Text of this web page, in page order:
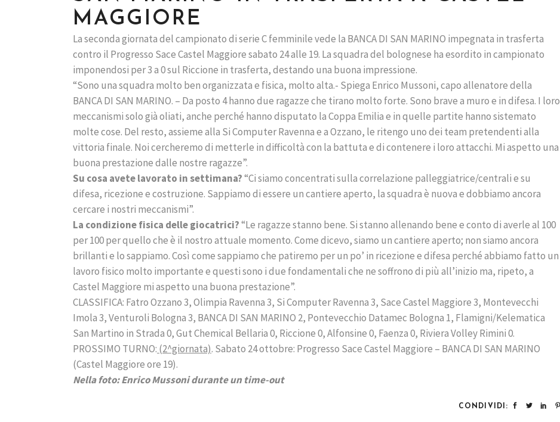
MAGGIORE
La seconda giornata del campionato di serie C femminile vede la BANCA DI SAN MARINO impegnata in trasferta
contro il Progresso Sace Castel Maggiore sabato 24 alle 19. La squadra del bolognese ha esordito in campionato
imponendosi per 3 a 0 sul Riccione in trasferta, destando una buona impressione.
“Sono una squadra molto ben organizzata e fisica, molto alta.- Spiega Enrico Mussoni, capo allenatore della
BANCA DI SAN MARINO. – Da posto 4 hanno due ragazze che tirano molto forte. Sono brave a muro e in difesa. I loro
meccanismi solo già oliati, anche perché hanno disputato la Coppa Emilia e in quelle partite hanno sistemato
molte cose. Del resto, assieme alla Si Computer Ravenna e a Ozzano, le ritengo uno dei team pretendenti alla
vittoria finale. Noi cercheremo di metterle in difficoltà con la battuta e di contenere i loro attacchi. Mi aspetto una
buona prestazione dalle nostre ragazze”.
Su cosa avete lavorato in settimana?“Ci siamo concentrati sulla correlazione palleggiatrice/centrali e su
difesa, ricezione e costruzione. Sappiamo di essere un cantiere aperto, la squadra è nuova e dobbiamo ancora
cercare i nostri meccanismi”.
La condizione fisica delle giocatrici?“Le ragazze stanno bene. Si stanno allenando bene e conto di averle al 100
per 100 per quello che è il nostro attuale momento. Come dicevo, siamo un cantiere aperto; non siamo ancora
brillanti e lo sappiamo. Così come sappiamo che patiremo per un po’ in ricezione e difesa perché abbiamo fatto un
lavoro fisico molto importante e questi sono i due fondamentali che ne soffrono di più all’inizio ma, ripeto, a
Castel Maggiore mi aspetto una buona prestazione”.
CLASSIFICA: Fatro Ozzano 3, Olimpia Ravenna 3, Si Computer Ravenna 3, Sace Castel Maggiore 3, Montevecchi
Imola 3, Venturoli Bologna 3, BANCA DI SAN MARINO 2, Pontevecchio Datamec Bologna 1, Flamigni/Kelematica
San Martino in Strada 0, Gut Chemical Bellaria 0, Riccione 0, Alfonsine 0, Faenza 0, Riviera Volley Rimini 0.
PROSSIMO TURNO: (2^giornata). Sabato 24 ottobre: Progresso Sace Castel Maggiore – BANCA DI SAN MARINO
(Castel Maggiore ore 19).
Nella foto: Enrico Mussoni durante un time-out
CONDIVIDI: